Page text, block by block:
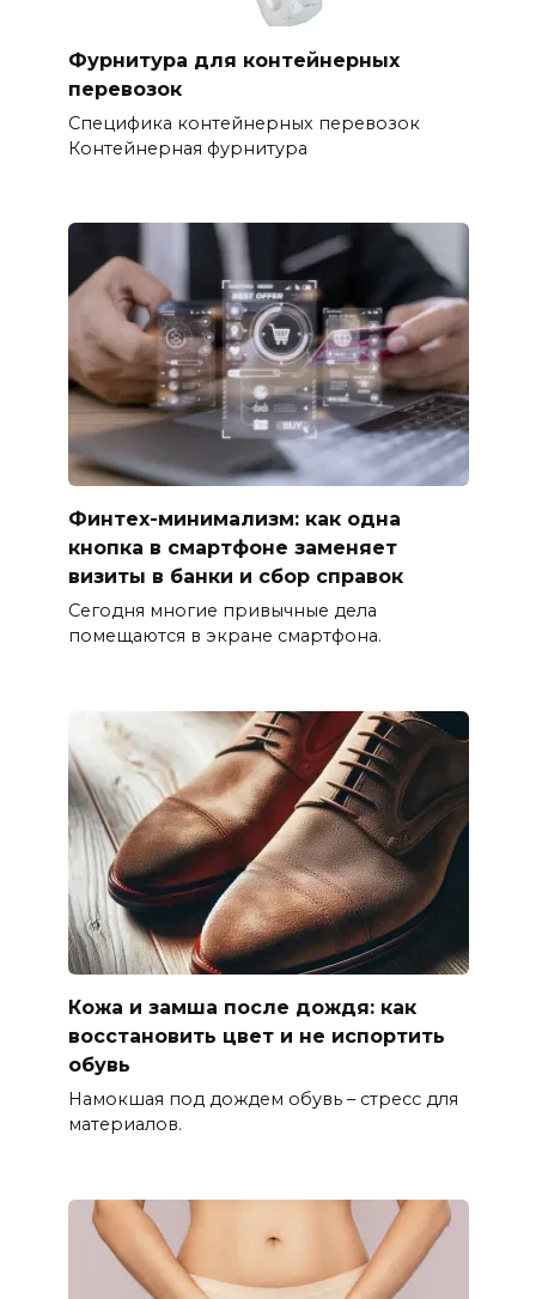
Фурнитура для контейнерных
перевозок
Специфика контейнерных перевозок
Контейнерная фурнитура
Финтех-минимализм: как одна
кнопка в смартфоне заменяет
визиты в банки и сбор справок
Сегодня многие привычные дела
помещаются в экране смартфона.
Кожа и замша после дождя: как
восстановить цвет и не испортить
обувь
Намокшая под дождем обувь – стресс для
материалов.